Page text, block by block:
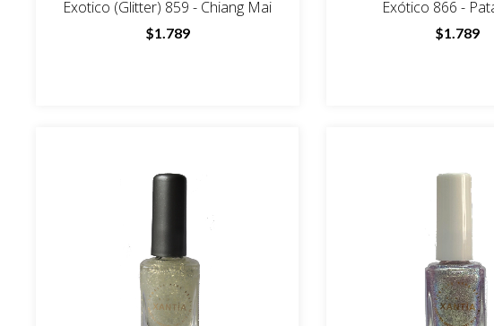
Exotico (Glitter) 859 - Chiang Mai
$1.789
Exótico 866 -
$1.789